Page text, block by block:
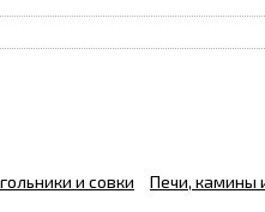
и совки Печи, камины